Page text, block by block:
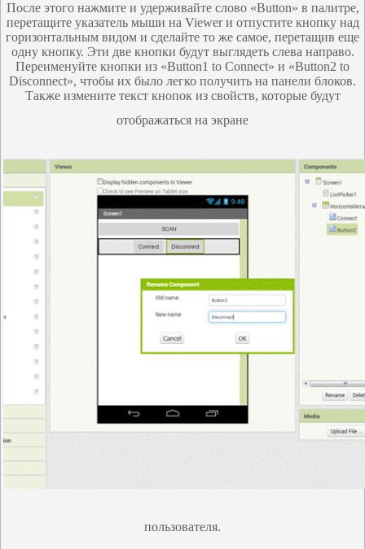
После этого нажмите и удерживайте слово «Button» в палитре,
перетащите указатель мыши на Viewer и отпустите кнопку над
горизонтальным видом и сделайте то же самое, перетащив еще
одну кнопку. Эти две кнопки будут выглядеть слева направо.
Переименуйте кнопки из «Button1 to Connect» и «Button2 to
Disconnect», чтобы их было легко получить на панели блоков.
Также измените текст кнопок из свойств, которые будут
отображаться на экране
пользователя.